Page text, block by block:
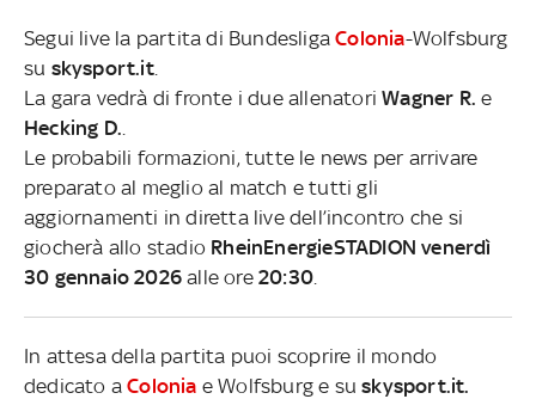
Segui live la partita di BundesligaColonia-Wolfsburg
su skysport.it.
La gara vedrà di fronte i due allenatoriWagner R. e
Hecking D.
Le probabili formazioni, tutte le news per arrivare
preparato al meglio al match e tutti gli
aggiornamenti in diretta live dell’incontro che si
giocherà allo stadio RheinEnergieSTADION venerdì
30 gennaio 2026 alle ore 20:30
In attesa della partita puoi scoprire il mondo
dedicato aColonia e Wolfsburg e suskysport.it.